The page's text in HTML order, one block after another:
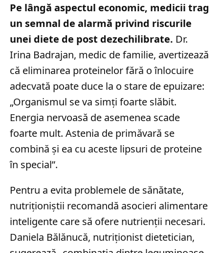
Pe lângă aspectul economic, medicii trag
un semnal de alarmă privind riscurile
unei diete de post dezechilibrate. Dr.
Irina Badrajan, medic de familie, avertizează
că eliminarea proteinelor fără o înlocuire
adecvată poate duce la o stare de epuizare:
„Organismul se va simți foarte slăbit.
Energia nervoasă de asemenea scade
foarte mult. Astenia de primăvară se
combină și ea cu aceste lipsuri de proteine
în special”.
Pentru a evita problemele de sănătate,
nutriționiștii recomandă asocieri alimentare
inteligente care să ofere nutrienții necesari.
Daniela Bălănucă, nutriționist dietetician,